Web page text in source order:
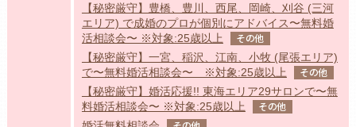
【秘密厳守】豊橋、豊川、西尾、岡崎、刈谷 (三河
エリア) で成婚のプロが個別にアドバイス〜無料婚
活相談会〜 ※対象:25歳以上
その他
【秘密厳守】一宮、稲沢、江南、小牧 (尾張エリア)
で〜無料婚活相談会〜 ※対象:25歳以上
その他
【秘密厳守】婚活応援!! 東海エリア29サロンで〜無
料婚活相談会〜 ※対象:25歳以上
その他